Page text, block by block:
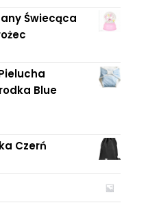
Świecąca
Blue
Czerń